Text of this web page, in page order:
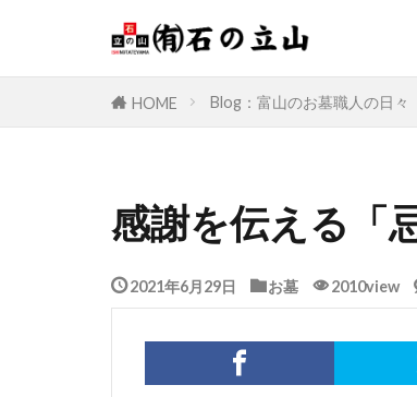
HOME Blog：富山のお墓職人の日々
感謝を伝える「
2021年6月29日 お墓 2010view